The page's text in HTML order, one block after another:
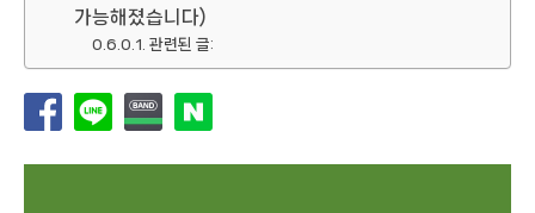
가능해졌습니다)
관련된 글: